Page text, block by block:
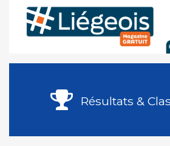
Résultats &